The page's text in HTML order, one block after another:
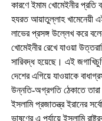
কারণে ইমাম খোমেইনীর
হযরত আয়াতুল্লাহ খামেনেয়ী
লাভের প্রসঙ্গ উল্লেখ করে
খোমেইনীর রেখে যাওয়া
সারিবদ্ধ হয়েছে। এই
দেশের এগিয়ে যাওয়াকে
উন্নতি-অগ্রগতি ঠেকাতে
ইসলামি প্রজাতন্ত্র ইরানের
ভাষণের এ পর্যায়ে ইসলামি